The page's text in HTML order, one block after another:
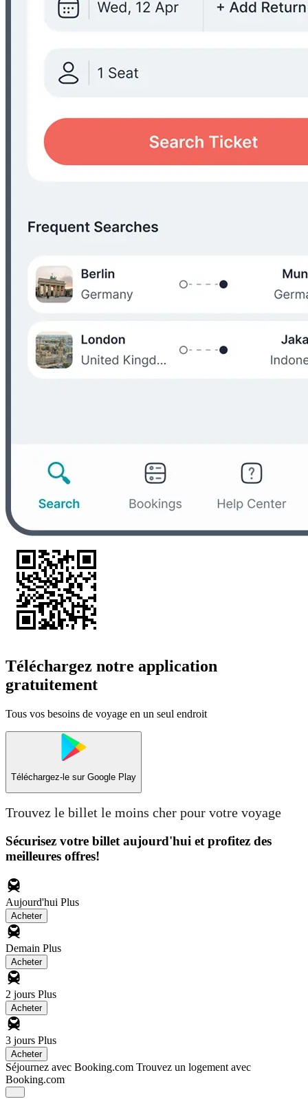
Téléchargez notre application
gratuitement
Tous vos besoins de voyage en un seul endroit
Téléchargez-le sur Google Play
Trouvez le billet le moins cher pour votre voyage
Sécurisez votre billet aujourd'hui et profitez des
meilleures offres!
Aujourd'hui Plus
Acheter
Demain Plus
Acheter
2 jours Plus
Acheter
3 jours Plus
Acheter
Séjournez avec Booking.com Trouvez un logement avec
Booking.com